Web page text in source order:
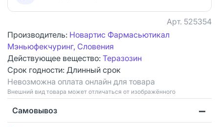
Арт. 525354
Производитель: Новартис Фармасьютикал
Мэньюфекчуринг, Словения
Действующее вещество: Теразозин
Срок годности: Длинный срок
Невозможна оплата онлайн для товара
Bнешний вид товара может отличаться от изображённого
Самовывоз